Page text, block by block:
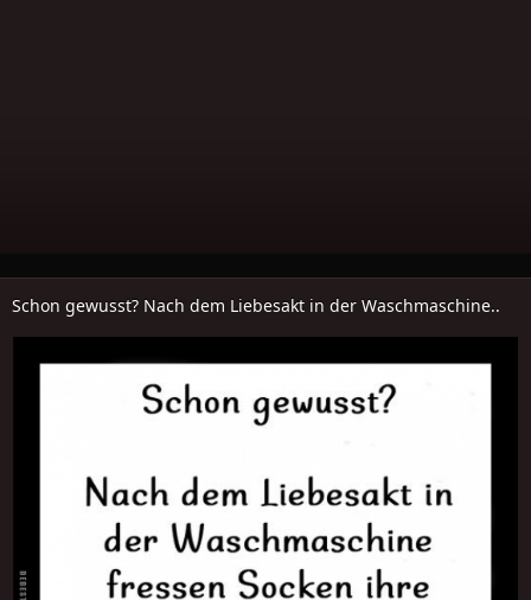
Schon gewusst? Nach dem Liebesakt in der Waschmaschine..